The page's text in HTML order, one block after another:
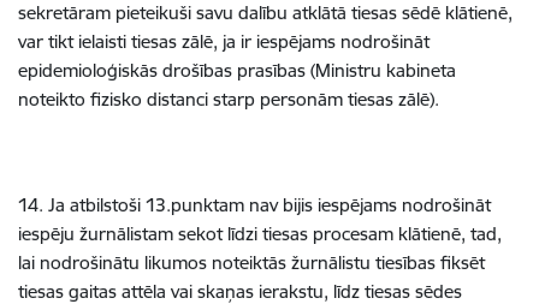
sekretāram pieteikuši savu dalību atklātā tiesas sēdē klātienē,
var tikt ielaisti tiesas zālē, ja ir iespējams nodrošināt
epidemioloģiskās drošības prasības (Ministru kabineta
noteikto fizisko distanci starp personām tiesas zālē).
14. Ja atbilstoši 13.punktam nav bijis iespējams nodrošināt
iespēju žurnālistam sekot līdzi tiesas procesam klātienē, tad,
lai nodrošinātu likumos noteiktās žurnālistu tiesības fiksēt
tiesas gaitas attēla vai skaņas ierakstu, līdz tiesas sēdes